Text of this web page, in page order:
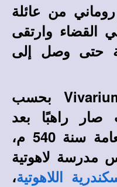
روماني من عائلة
القضاء وارتقى
حتى وصل إلى
بحسب
صار راهبًا بعد
تقاعده عن الأعمال العامة سنة 540 م،
مدرسة لاهوتية
اللاهوتية،